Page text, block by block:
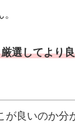
選してより
が良いのか分